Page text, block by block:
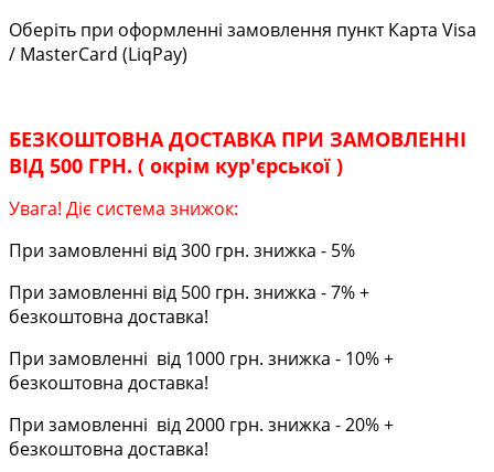
Оберіть при оформленні замовлення пункт Карта Visa
/ MasterCard (LiqPay)
БЕЗКОШТОВНА ДОСТАВКА ПРИ ЗАМОВЛЕННІ
ВІД 500 ГРН. ( окрім кур'єрської )
Увага! Діє система знижок:
При замовленні від 300 грн. знижка - 5%
При замовленні від 500 грн. знижка - 7% +
безкоштовна доставка!
При замовленні від 1000 грн. знижка - 10% +
безкоштовна доставка!
При замовленні від 2000 грн. знижка - 20% +
безкоштовна доставка!